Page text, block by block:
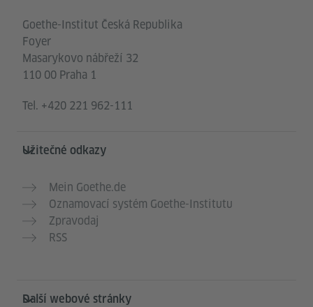
Goethe-Institut Česká Republika
Foyer
Masarykovo nábřeží 32
110 00 Praha 1
Tel. +420 221 962-111
Užitečné odkazy
Mein Goethe.de
Oznamovací systém Goethe-Institutu
Zpravodaj
RSS
Další webové stránky